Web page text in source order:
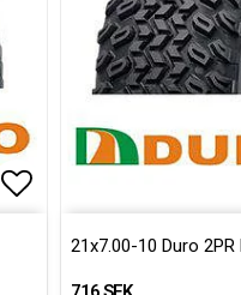
21x7.00-10 Duro 2PR